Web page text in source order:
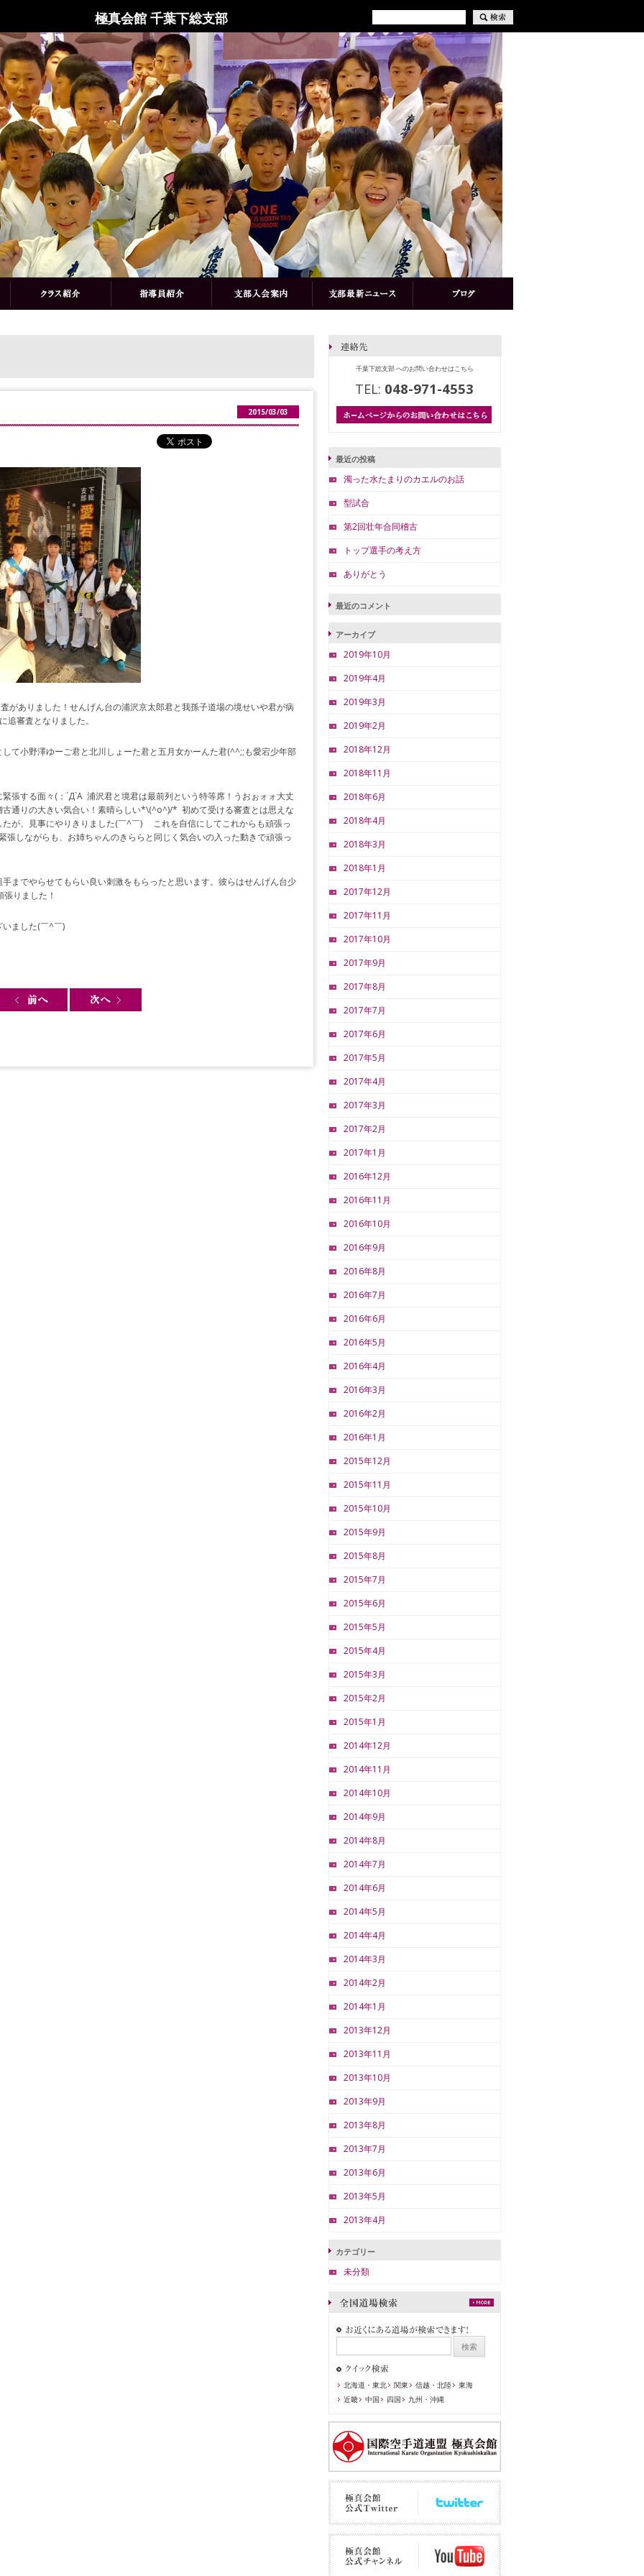
極真会館 千葉下総支部
2015/03/03
がありました！せんげん台の浦沢京太郎君と我孫子道場の境せいや君が病
追審査となりました。
て小野澤ゆーご君と北川しょーた君と五月女かーんた君(^^;;も愛宕少年部
張する面々(；´Д`A 浦沢君と境君は最前列という特等席！うおぉォォ大丈
古通りの大きい気合い！素晴らしい*\(^o^)/* 初めて受ける審査とは思えな
が、見事にやりきりました(￣^￣)ゞ これを自信にしてこれからも頑張っ
しながらも、お姉ちゃんのきららと同じく気合いの入った動きで頑張っ
までやらせてもらい良い刺激をもらったと思います。彼らはせんげん台少
りました！
ました(￣^￣)ゞ
千葉下総支部 へのお問い合わせはこちら
TEL: 048-971-4553
最近の投稿
濁った水たまりのカエルのお話
型試合
第2回壮年合同稽古
トップ選手の考え方
ありがとう
最近のコメント
アーカイブ
2019年10月
2019年4月
2019年3月
2019年2月
2018年12月
2018年11月
2018年6月
2018年4月
2018年3月
2018年1月
2017年12月
2017年11月
2017年10月
2017年9月
2017年8月
2017年7月
2017年6月
2017年5月
2017年4月
2017年3月
2017年2月
2017年1月
2016年12月
2016年11月
2016年10月
2016年9月
2016年8月
2016年7月
2016年6月
2016年5月
2016年4月
2016年3月
2016年2月
2016年1月
2015年12月
2015年11月
2015年10月
2015年9月
2015年8月
2015年7月
2015年6月
2015年5月
2015年4月
2015年3月
2015年2月
2015年1月
2014年12月
2014年11月
2014年10月
2014年9月
2014年8月
2014年7月
2014年6月
2014年5月
2014年4月
2014年3月
2014年2月
2014年1月
2013年12月
2013年11月
2013年10月
2013年9月
2013年8月
2013年7月
2013年6月
2013年5月
2013年4月
カテゴリー
未分類
北海道・東北 関東 信越・北陸
東海
近畿
中国 四国 九州・沖縄